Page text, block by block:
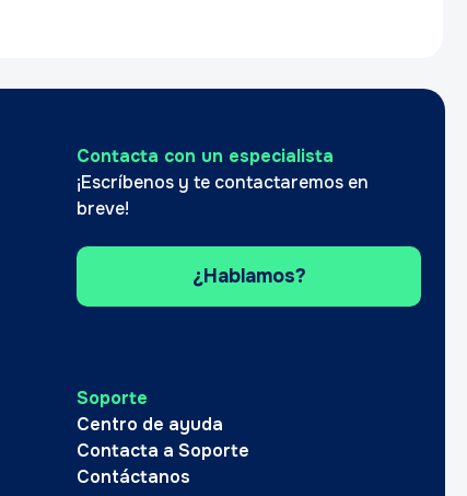
Contacta con un especialista
¡Escríbenos y te contactaremos en
breve!
¿Hablamos?
Soporte
Centro de ayuda
Contacta a Soporte
Contáctanos